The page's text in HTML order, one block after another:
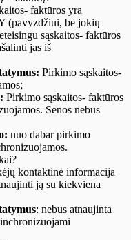
faktūros yra
(pavyzdžiui, be jokių
sąskaitos- faktūros
jas iš
Pirkimo sąskaitos-
Pirkimo sąskaitos- faktūros
Senos nebus
nuo dabar pirkimo
kontaktinė informacija
ją su kiekviena
: nebus atnaujinta